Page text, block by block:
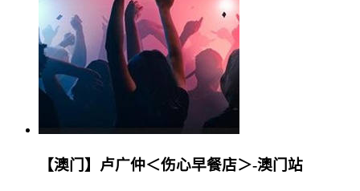
【澳门】卢广仲＜伤心早餐店＞-澳门站